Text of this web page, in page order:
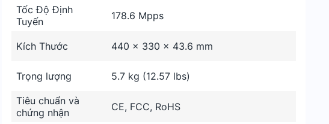
Tốc Độ Định
Tuyến
178.6 Mpps
Kích Thước 440 x 330 x 43.6 mm
Trọng lượng 5.7 kg (12.57 lbs)
Tiêu chuẩn và
chứng nhận
CE, FCC, RoHS